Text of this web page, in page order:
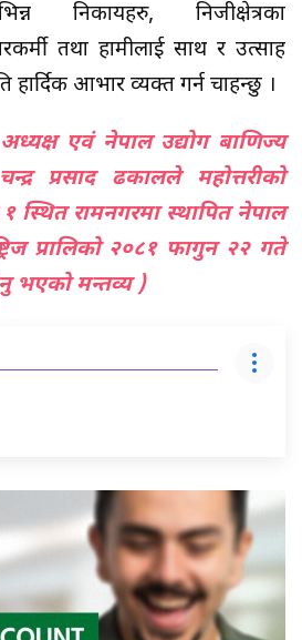
निकायहरु, निजीक्षेत्रका
तथा हामीलाई साथ र उत्साह
हार्दिक आभार व्यक्त गर्न चाहन्छु ।
एवं नेपाल उद्योग बाणिज्य
प्रसाद ढकालले महोत्तरीको
स्थित रामनगरमा स्थापित नेपाल
प्रालिको २०८१ फागुन २२ गते
भएको मन्तव्य )